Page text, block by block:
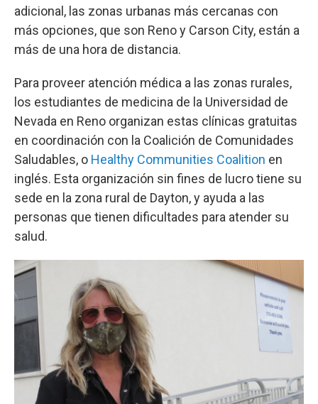
adicional, las zonas urbanas más cercanas con
más opciones, que son Reno y Carson City, están a
más de una hora de distancia.
Para proveer atención médica a las zonas rurales,
los estudiantes de medicina de la Universidad de
Nevada en Reno organizan estas clínicas gratuitas
en coordinación con la Coalición de Comunidades
Saludables, o Healthy Communities Coalition en
inglés. Esta organización sin fines de lucro tiene su
sede en la zona rural de Dayton, y ayuda a las
personas que tienen dificultades para atender su
salud.